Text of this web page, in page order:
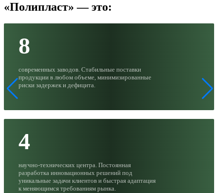
«Полипласт» — это:
8
современных заводов. Стабильные поставки
продукции в любом объеме, минимизированные
риски задержек и дефицита.
4
научно-технических центра. Постоянная
разработка инновационных решений под
уникальные задачи клиентов и быстрая адаптация
к меняющимся требованиям рынка.